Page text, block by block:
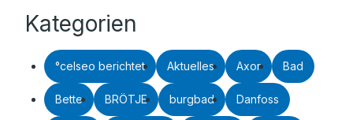
Kategorien
°celseo berichtet Aktuelles Axor Bad
Bette BRÖTJE burgbad Danfoss